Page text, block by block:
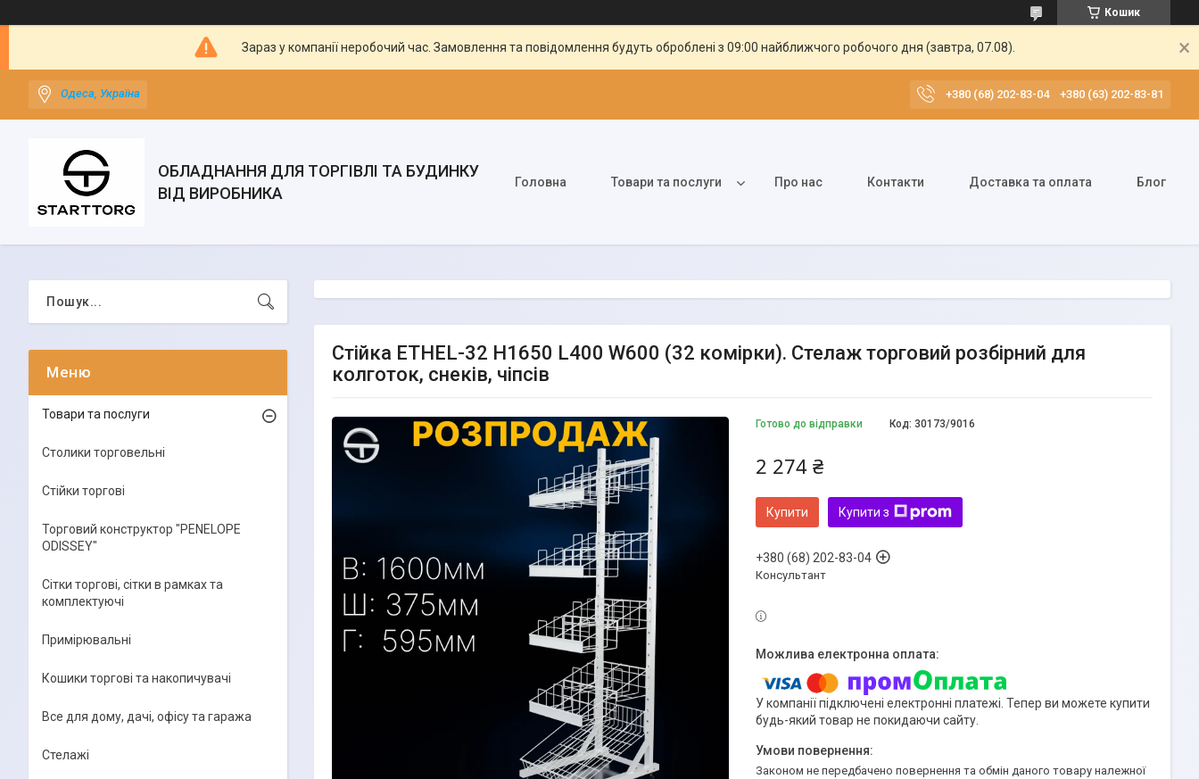
Кошик
Зараз у компанії неробочий час. Замовлення та повідомлення будуть оброблені з 09:00 найближчого робочого дня (завтра, 07.08).
Одеса, Україна +380 (68) 202-83-04 +380 (63) 202-83-81
ОБЛАДНАННЯ ДЛЯ ТОРГІВЛІ ТА БУДИНКУ
ВІД ВИРОБНИКА
Головна Товари та послуги Про нас Контакти Доставка та оплата Блог
Стійка ETHEL-32 Н1650 L400 W600 (32 комірки). Стелаж торговий розбірний для
колготок, снеків, чіпсів
Готово до відправки Код: 30173/9016
2 274 ₴
Купити Купити з
+380 (68) 202-83-04
Консультант
У компанії підключені електронні платежі. Тепер ви можете купити
будь-який товар не покидаючи сайту.
Законом не передбачено повернення та обмін даного товару належної
Товари та послуги
Столики торговельні
Стійки торгові
Торговий конструктор "PENELOPE
ODISSEY"
Сітки торгові, сітки в рамках та
комплектуючі
Примірювальні
Кошики торгові та накопичувачі
Все для дому, дачі, офісу та гаража
Стелажі